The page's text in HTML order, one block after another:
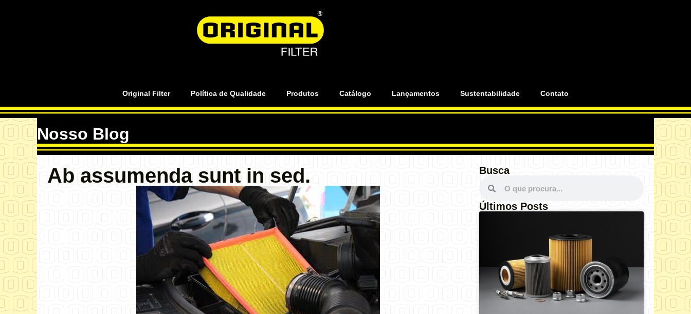
Original Filter Política de Qualidade Produtos Catálogo Lançamentos Sustentabilidade Contato
Nosso Blog
Ab assumenda sunt in sed. Busca
Últimos Posts